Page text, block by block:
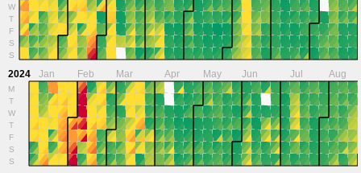
W
T
F
S
S
2024
M
T
W
T
F
S
S
Jan Feb Mar Apr May Jun Jul Aug